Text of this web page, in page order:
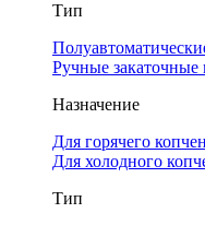
Тип
Ручные
Назначение
Для горячего
Для холодного
Тип